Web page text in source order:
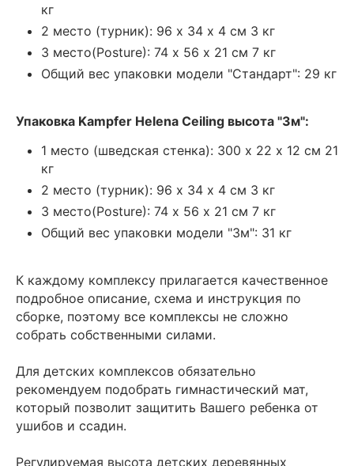
кг
2 место (турник): 96 х 34 х 4 см 3 кг
3 место(Posture): 74 х 56 х 21 см 7 кг
Общий вес упаковки модели "Стандарт": 29 кг
Упаковка Kampfer Helena Ceiling высота "3м":
1 место (шведская стенка): 300 х 22 х 12 см 21
кг
2 место (турник): 96 х 34 х 4 см 3 кг
3 место(Posture): 74 х 56 х 21 см 7 кг
Общий вес упаковки модели "3м": 31 кг
К каждому комплексу прилагается качественное
подробное описание, схема и инструкция по
сборке, поэтому все комплексы не сложно
собрать собственными силами.
Для детских комплексов обязательно
рекомендуем подобрать гимнастический мат,
который позволит защитить Вашего ребенка от
ушибов и ссадин.
Регулируемая высота детских деревянных